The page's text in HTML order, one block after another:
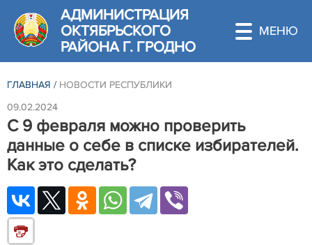
АДМИНИСТРАЦИЯ
ОКТЯБРЬСКОГО
РАЙОНА Г. ГРОДНО
ГЛАВНАЯ / НОВОСТИ РЕСПУБЛИКИ
09.02.2024
С 9 февраля можно проверить
данные о себе в списке избирателей.
Как это сделать?